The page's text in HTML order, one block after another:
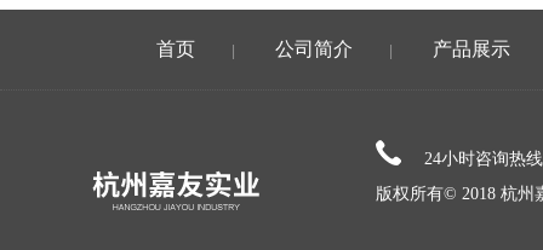
首页 公司简介 产品展示
24小时咨询热
版权所有© 2018 杭州